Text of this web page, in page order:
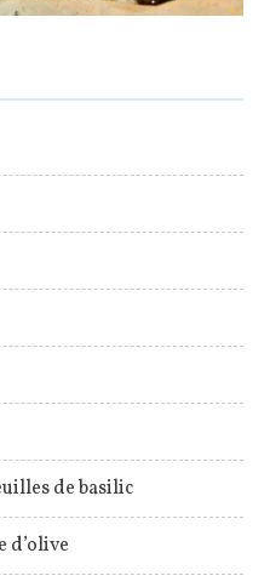
de basilic
d’olive